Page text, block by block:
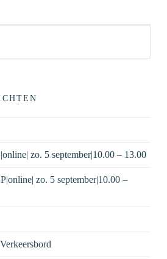
zo. 5 september|10.00 – 13.00
zo. 5 september|10.00 –